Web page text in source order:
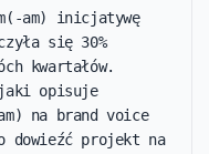
am) inicjatywę
się 30%
kwartałów.
opisuje
na brand voice
dowieźć projekt na